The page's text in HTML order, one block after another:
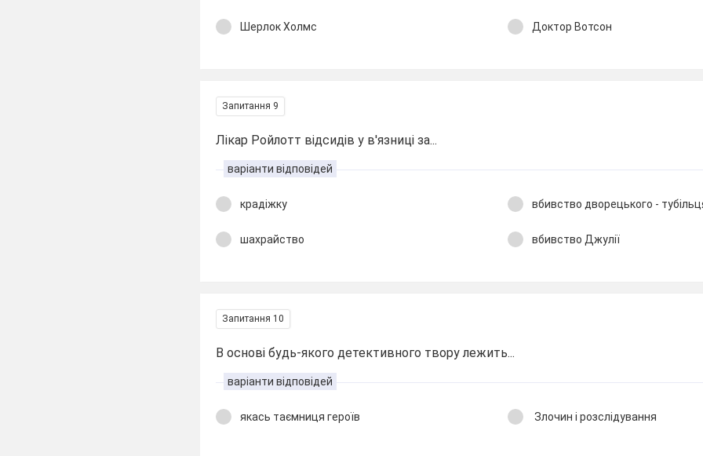
Шерлок Холмс Доктор Вотсон
Запитання 9
Лікар Ройлотт відсидів у в'язниці за...
варіанти відповідей
крадіжку вбивство дворецького -
шахрайство вбивство Джулії
Запитання 10
В основі будь-якого детективного твору лежить...
варіанти відповідей
якась таємниця героїв Злочин і розслідування